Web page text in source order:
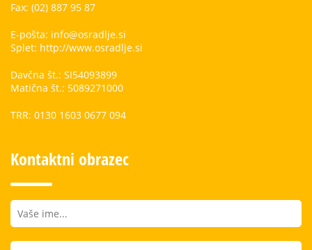
Fax: (02) 887 95 87
E-pošta: info@osradlje.si
Splet: http://www.osradlje.si
Davčna št.: SI54093899
Matična št.: 5089271000
TRR: 0130 1603 0677 094
Kontaktni obrazec